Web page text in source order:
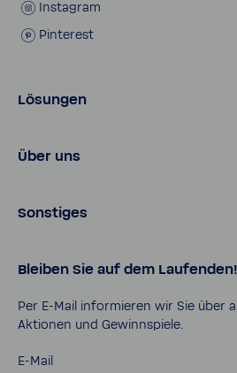
Insta­gram
Pinte­rest
Lösungen
Produkte für Zuhause
Lösungen für Geschäfts­kunden
Über uns
Über BWT
Pro Portal
Kontakt
Sonstiges
AGB
Impressum
Cookies
Sicher­heits­da­ten­blätter
Bleiben Sie auf dem Laufenden!
Per E-​Mail infor­mieren wir Sie über
Aktionen und Gewinn­spiele.
E-Mail